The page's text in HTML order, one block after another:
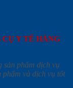
Y TẾ HÀNG
sản phẩm dịch vụ
phẩm và dịch vụ tốt